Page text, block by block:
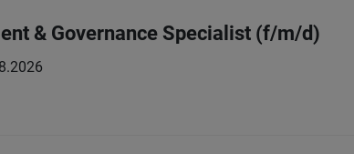
& Governance Specialist (f/m/d)